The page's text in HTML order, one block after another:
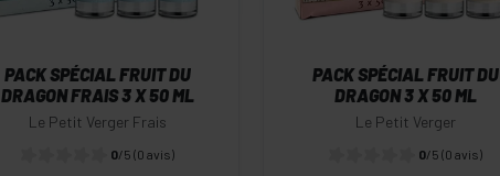
PACK SPÉCIAL FRUIT DU
DRAGON FRAIS 3 X 50 ML
Le Petit Verger Frais
0/5 (0 avis)
PACK SPÉCIAL FRUIT DU
DRAGON 3 X 50 ML
Le Petit Verger
0/5 (0 avis)